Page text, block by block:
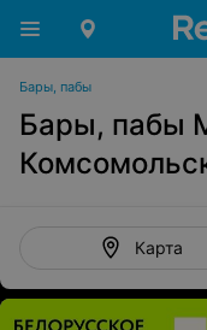
Бары, пабы
Бары, пабы
Карта